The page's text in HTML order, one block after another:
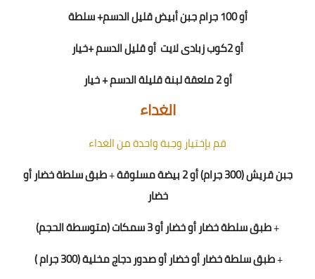
أو 100 جرام جبن أبيض قليل الدسم+ سلطة
أو2كوب زبادى لايت أو قليل الدسم +خيار
أو 2 ملعقة لبنة قليلة الدسم + خيار
الغداء
قم بإختيار وجبة واحدة من الغداء
جبن قريش (300 جرام) أو 2 بيضة مسلوقة
+طبق سلطة خضار أو
خضار
+طبق سلطة خضار أو خضارأو 3 سمكات (متوسطة الحجم)
+طبق سلطة خضار أو خضارأوصدور دجاج مخلية (300 جرام )